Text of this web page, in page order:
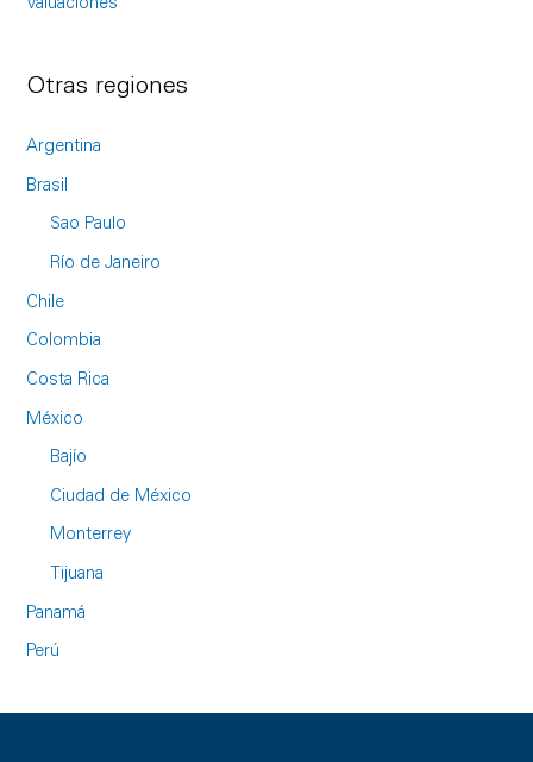
Valuaciones
Otras regiones
Argentina
Brasil
Sao Paulo
Río de Janeiro
Chile
Colombia
Costa Rica
México
Bajío
Ciudad de México
Monterrey
Tijuana
Panamá
Perú